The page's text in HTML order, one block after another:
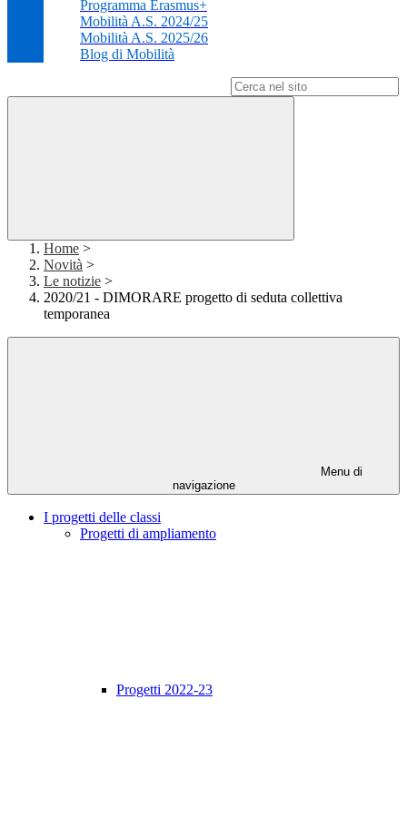
Programma Erasmus+
Mobilità A.S. 2024/25
Mobilità A.S. 2025/26
Blog di Mobilità
Home >
Novità >
Le notizie >
2020/21 - DIMORARE progetto di seduta collettiva
temporanea
Menu di
navigazione
I progetti delle classi
Progetti di ampliamento
Progetti 2022-23